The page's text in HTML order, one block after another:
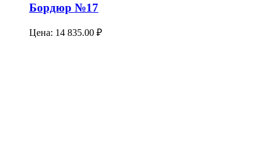
Бордюр №17
Цена: 14 835.00 ₽